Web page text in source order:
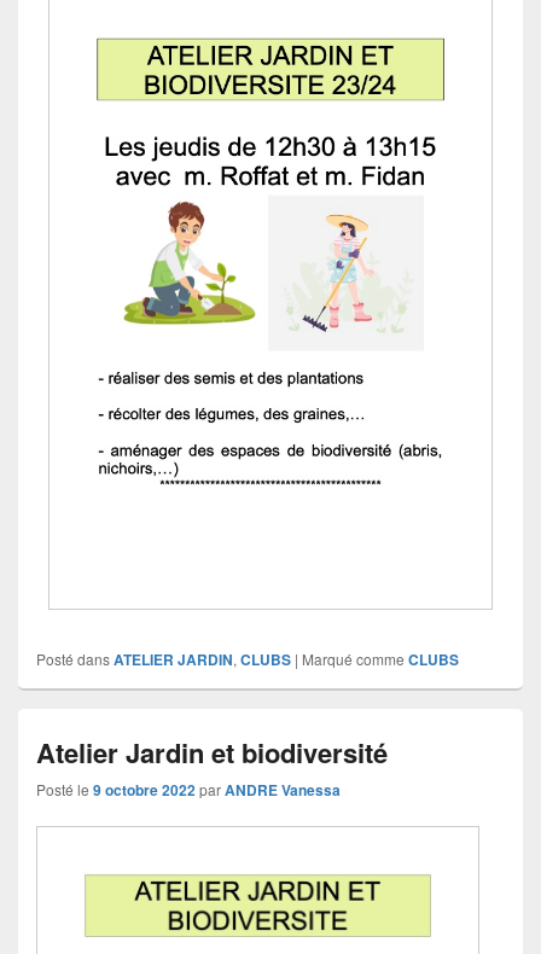
Posté dansATELIER JARDIN, CLUBS | Marqué comme CLUBS
Atelier Jardin et biodiversité
Posté le 9 octobre 2022parANDRE Vanessa